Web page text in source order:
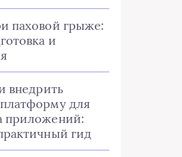
паховой грыже:
и
внедрить
для
приложений:
гид